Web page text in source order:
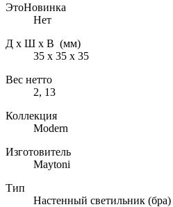
ЭтоНовинка
Нет
Д х Ш х В (мм)
35 х 35 х 35
Вес нетто
2, 13
Коллекция
Modern
Изготовитель
Maytoni
Тип
Настенный светильник (бра)